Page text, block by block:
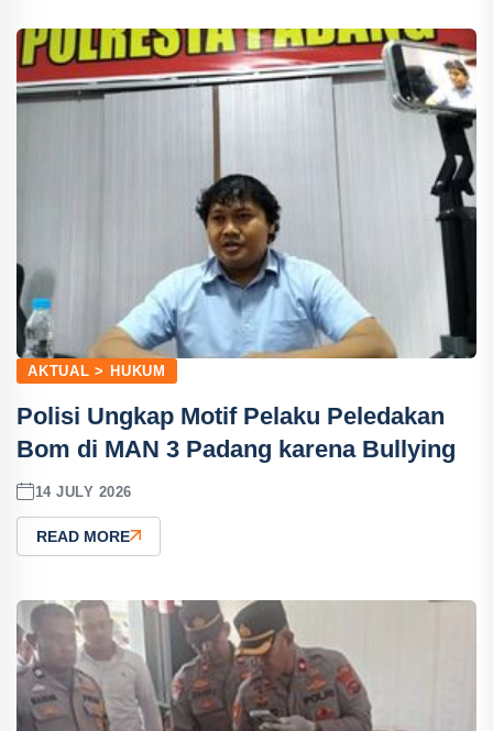
AKTUAL > HUKUM
Polisi Ungkap Motif Pelaku Peledakan
Bom di MAN 3 Padang karena Bullying
14 JULY 2026
READ MORE